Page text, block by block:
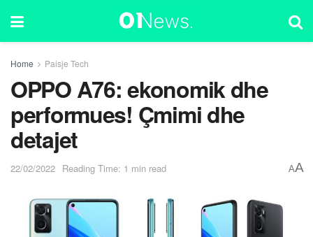
Home Paisje Tech
OPPO A76: ekonomik dhe
performues! Çmimi dhe
detajet
22/02/2022 Reading Time: 1 min read AA